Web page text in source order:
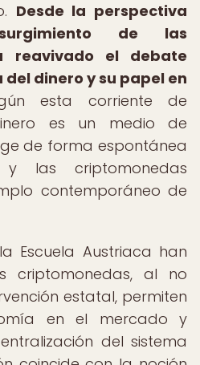
Desde la perspectiva
de las
reavivado el debate
dinero y su papel en
esta corriente de
es un medio de
de forma espontánea
las criptomonedas
contemporáneo de
Escuela Austriaca han
criptomonedas, al no
estatal, permiten
en el mercado y
del sistema